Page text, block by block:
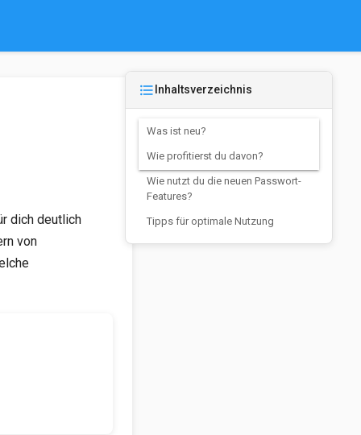
dich deutlich
von
format_list_bulleted Inhaltsverzeichnis
Was ist neu?
Wie profitierst du davon?
Wie nutzt du die neuen Passwort-
Features?
Tipps für optimale Nutzung